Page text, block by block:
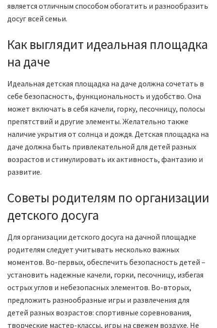
является отличным способом обогатить и разнообразить
досуг всей семьи.
Как выглядит идеальная площадка
на даче
Идеальная детская площадка на даче должна сочетать в
себе безопасность, функциональность и удобство. Она
может включать в себя качели, горку, песочницу, полосы
препятствий и другие элементы. Желательно также
наличие укрытия от солнца и дождя. Детская площадка на
даче должна быть привлекательной для детей разных
возрастов и стимулировать их активность, фантазию и
развитие.
Советы родителям по организации
детского досуга
Для организации детского досуга на дачной площадке
родителям следует учитывать несколько важных
моментов. Во-первых, обеспечить безопасность детей –
установить надежные качели, горки, песочницу, избегая
острых углов и небезопасных элементов. Во-вторых,
предложить разнообразные игры и развлечения для
детей разных возрастов: спортивные соревнования,
творческие мастер-классы, игры на свежем воздухе. Не